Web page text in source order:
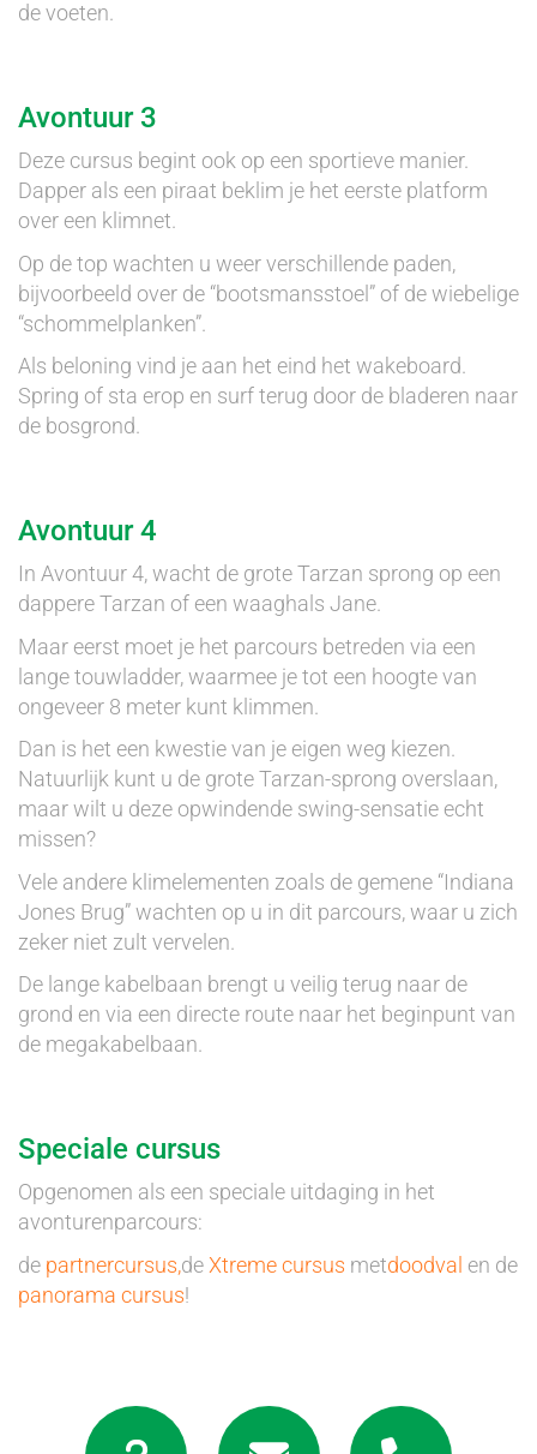
de voeten.
Avontuur 3
Deze cursus begint ook op een sportieve manier.
Dapper als een piraat beklim je het eerste platform
over een klimnet.
Op de top wachten u weer verschillende paden,
bijvoorbeeld over de “bootsmansstoel” of de wiebelige
“schommelplanken”.
Als beloning vind je aan het eind het wakeboard.
Spring of sta erop en surf terug door de bladeren naar
de bosgrond.
Avontuur 4
In Avontuur 4, wacht de grote Tarzan sprong op een
dappere Tarzan of een waaghals Jane.
Maar eerst moet je het parcours betreden via een
lange touwladder, waarmee je tot een hoogte van
ongeveer 8 meter kunt klimmen.
Dan is het een kwestie van je eigen weg kiezen.
Natuurlijk kunt u de grote Tarzan-sprong overslaan,
maar wilt u deze opwindende swing-sensatie echt
missen?
Vele andere klimelementen zoals de gemene “Indiana
Jones Brug” wachten op u in dit parcours, waar u zich
zeker niet zult vervelen.
De lange kabelbaan brengt u veilig terug naar de
grond en via een directe route naar het beginpunt van
de megakabelbaan.
Speciale cursus
Opgenomen als een speciale uitdaging in het
avonturenparcours:
de partnercursus,deXtreme cursus metdoodval en de
panorama cursus!